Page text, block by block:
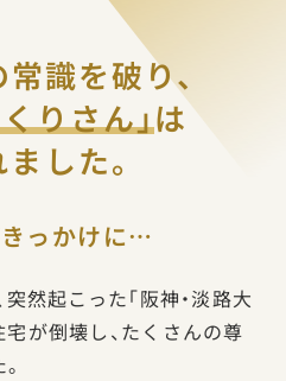
識を破り、
りさん」は
した。
きっかけに…
然起こった「阪神・淡路大
宅が倒壊し、たくさんの尊